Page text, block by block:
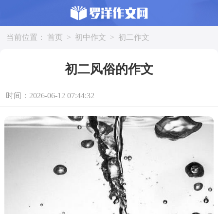
当前位置： 首页 > 初中作文 > 初二作文
初二风俗的作文
时间：2026-06-12 07:44:32